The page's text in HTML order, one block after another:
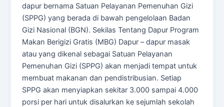
dapur bernama Satuan Pelayanan Pemenuhan Gizi
(SPPG) yang berada di bawah pengelolaan Badan
Gizi Nasional (BGN). Sekilas Tentang Dapur Program
Makan Berigizi Gratis (MBG) Dapur – dapur masak
atau yang dikenal sebagai Satuan Pelayanan
Pemenuhan Gizi (SPPG) akan menjadi tempat untuk
membuat makanan dan pendistribusian. Setiap
SPPG akan menyiapkan sekitar 3.000 sampai 4.000
porsi per hari untuk disalurkan ke sejumlah sekolah